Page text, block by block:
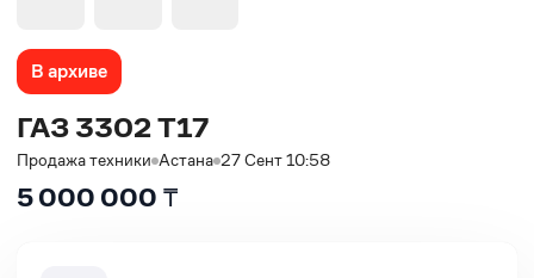
В архиве
ГАЗ 3302 Т17
Продажа техники Астана 27 Сент 10:58
5 000 000 ₸